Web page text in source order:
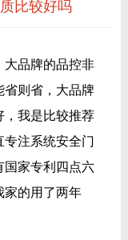
比较好吗
大品牌的品控非
省则省，大品牌
，我是比较推荐
注系统安全门
国家专利四点六
家的用了两年